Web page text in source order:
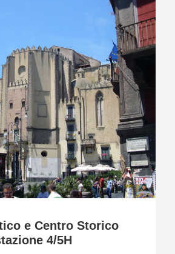
e Centro Storico
4/5H